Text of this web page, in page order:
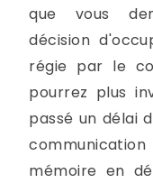
que vous
décision
régie par le
pourrez plus
passé un délai
mémoire en